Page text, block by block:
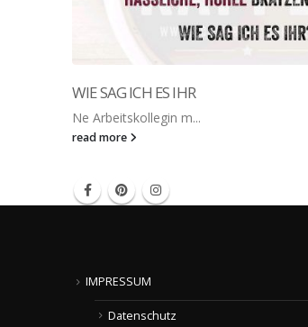
WIE SAG ICH ES IHR
Ne Arbeitskollegin m...
read more
IMPRESSUM
Datenschutz